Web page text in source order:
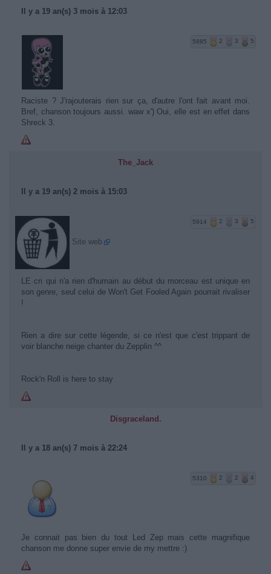
Il y a 19 an(s) 3 mois à 12:03
5885 2 3 5
Raciste ? J'rajouterais rien sur ça, d'autre l'ont fait avant moi.
Bref, chanson toujours aussi. waw x') Oui, elle est en effet dans
Shreck 3.
The_Jack
Il y a 19 an(s) 2 mois à 15:03
5914 2 3 5
Site web
LE cri qui n'a rien d'humain au début du morceau est unique en
son genre, seul celui de Won't Get Fooled Again pourrait rivaliser
!
Rien a dire sur cette légende, si ce n'est que c'est trippant de
voir blanche neige chanter du Zepplin ^^
Rock'n Roll is here to stay
Disgraceland.
Il y a 18 an(s) 7 mois à 22:24
5310 2 2 4
Je connait pas bien du tout Led Zep mais cette magnifique
chanson me donne super envie de my mettre :)